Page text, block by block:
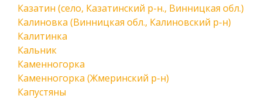
Казатин (село, Казатинский р-н., Винницкая обл.)
Калиновка (Винницкая обл., Калиновский р-н)
Калитинка
Кальник
Каменногорка
Каменногорка (Жмеринский р-н)
Капустяны